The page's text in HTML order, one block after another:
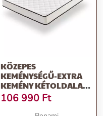
KÖZEPES
KEMÉNYSÉGŰ-EXTRA
KEMÉNY KÉTOLDALAS
HAB MATRAC 90X200
CM SLIM MAX –
106 990 Ft